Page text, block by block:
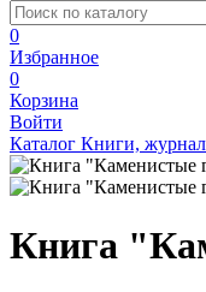
0
Избранное
0
Корзина
Войти
Каталог Книги,
Книга